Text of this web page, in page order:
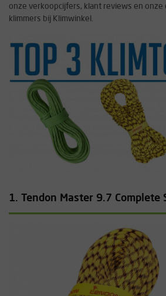
onze verkoopcijfers, klant reviews en onze
klimmers bij Klimwinkel.
1. Tendon Master 9.7 Complete